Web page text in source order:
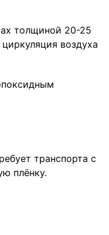
толщиной 20-25
воздуха
транспорта с
плёнку.